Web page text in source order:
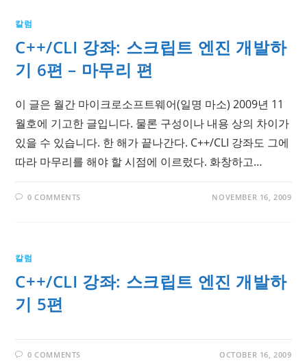
칼럼
C++/CLI 강좌: 스크립트 엔진 개발하
기 6편 – 마무리 편
이 글은 월간 마이크로소프트웨어(일명 마소) 2009년 11
월호에 기고한 글입니다. 물론 구성이나 내용 상의 차이가
있을 수 있습니다. 한 해가 끝나간다. C++/CLI 강좌도 그에
따라 마무리를 해야 할 시점에 이르렀다. 화창하고…
0 COMMENTS NOVEMBER 16, 2009
칼럼
C++/CLI 강좌: 스크립트 엔진 개발하
기 5편
0 COMMENTS OCTOBER 16, 2009